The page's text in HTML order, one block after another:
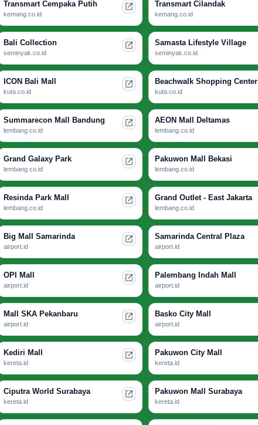
Transmart Cempaka Putih
kemang.co.id
Transmart Cilandak
kemang.co.id
Bali Collection
seminyak.co.id
Samasta Lifestyle Village
seminyak.co.id
ICON Bali Mall
kuta.co.id
Beachwalk Shopping Center
kuta.co.id
Summarecon Mall Bandung
lembang.co.id
AEON Mall Deltamas
lembang.co.id
Grand Galaxy Park
lembang.co.id
Pakuwon Mall Bekasi
lembang.co.id
Resinda Park Mall
lembang.co.id
Grand Outlet - East Jakarta
lembang.co.id
Big Mall Samarinda
airport.id
Samarinda Central Plaza
airport.id
OPI Mall
airport.id
Palembang Indah Mall
airport.id
Mall SKA Pekanbaru
airport.id
Basko City Mall
airport.id
Kediri Mall
kereta.id
Pakuwon City Mall
kereta.id
Ciputra World Surabaya
kereta.id
Pakuwon Mall Surabaya
kereta.id